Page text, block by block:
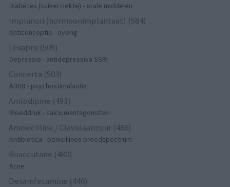
Diabetes (suikerziekte) - orale middelen
Implanon (hormoonimplantaat) (584)
Anticonceptie - overig
Lexapro (509)
Depressie - antidepressiva SSRI
Concerta (503)
ADHD - psychostimulantia
Amlodipine (493)
Bloeddruk - calciumantagonisten
Amoxicilline / Clavulaanzuur (486)
Antibiotica - penicillines breedspectrum
Roaccutane (480)
Acne
Dexamfetamine (446)